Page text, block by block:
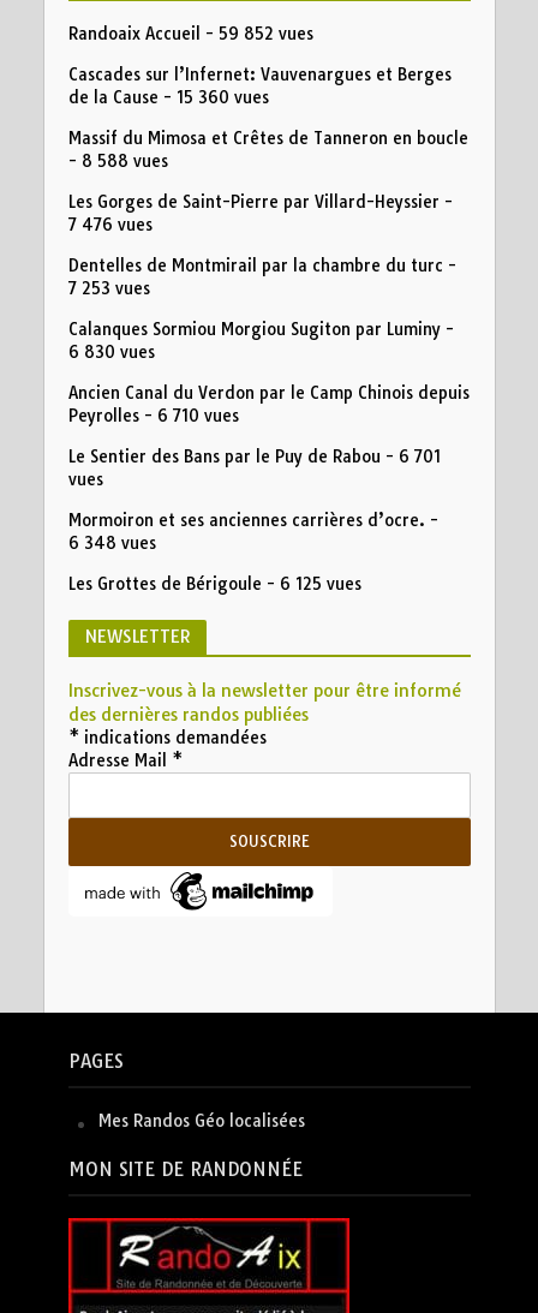
Randoaix Accueil - 59 852 vues
Cascades sur l’Infernet: Vauvenargues et Berges
de la Cause - 15 360 vues
Massif du Mimosa et Crêtes de Tanneron en boucle
- 8 588 vues
Les Gorges de Saint-Pierre par Villard-Heyssier -
7 476 vues
Dentelles de Montmirail par la chambre du turc -
7 253 vues
Calanques Sormiou Morgiou Sugiton par Luminy-
6 830 vues
Ancien Canal du Verdon par le Camp Chinois depuis
Peyrolles- 6 710 vues
Le Sentier des Bans par le Puy de Rabou - 6 701
vues
Mormoiron et ses anciennes carrières d’ocre. -
6 348 vues
Les Grottes de Bérigoule - 6 125 vues
NEWSLETTER
Inscrivez-vous à la newsletter pour être informé
des dernières randos publiées
* indications demandées
Adresse Mail *
PAGES
Mes Randos Géo localisées
MON SITE DE RANDONNÉE